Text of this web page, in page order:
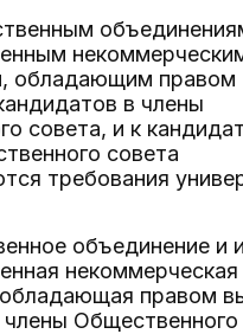
обладающим правом
в члены
совета, и к
совета
требования
объединение и
некоммерческая
обладающая правом
Общественного